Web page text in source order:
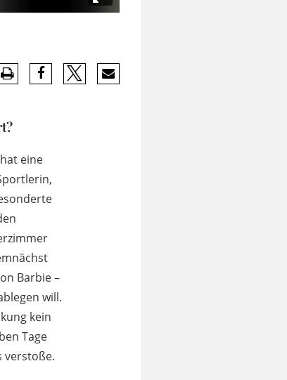
eine
Barbie –
will.
kein
Tage
verstoße.